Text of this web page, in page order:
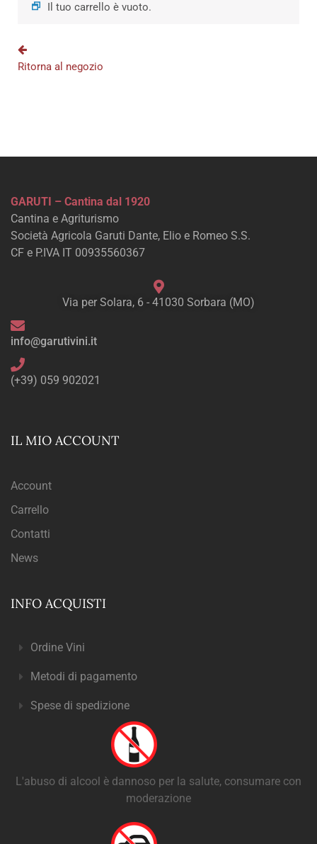
Il tuo carrello è vuoto.
Ritorna al negozio
GARUTI – Cantina dal 1920
Cantina e Agriturismo
Società Agricola Garuti Dante, Elio e Romeo S.S.
CF e P.IVA IT 00935560367
Via per Solara, 6 - 41030 Sorbara (MO)
info@garutivini.it
(+39) 059 902021
IL MIO ACCOUNT
Account
Carrello
Contatti
News
INFO ACQUISTI
Ordine Vini
Metodi di pagamento
Spese di spedizione
L'abuso di alcool è dannoso per la salute, consumare con
moderazione